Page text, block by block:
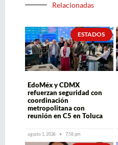
Relacionadas
ESTADOS
EdoMéx y CDMX
refuerzan seguridad con
coordinación
metropolitana con
reunión en C5 en Toluca
agosto 1, 2026 7:58 pm